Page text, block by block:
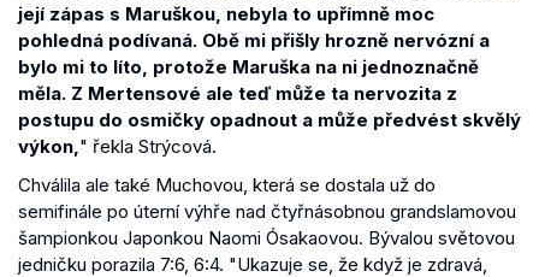
její zápas s Maruškou, nebyla to upřímně moc
pohledná podívaná. Obě mi přišly hrozně nervózní a
bylo mi to líto, protože Maruška na ni jednoznačně
měla. Z Mertensové ale teď může ta nervozita z
postupu do osmičky opadnout a může předvést skvělý
výkon," řekla Strýcová.
Chválila ale také Muchovou, která se dostala už do
semifinále po úterní výhře nad čtyřnásobnou grandslamovou
šampionkou Japonkou Naomi Ósakaovou. Bývalou světovou
jedničku porazila 7:6, 6:4. "Ukazuje se, že když je zdravá,